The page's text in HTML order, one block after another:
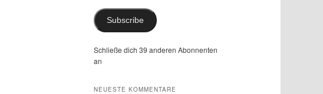
Subscribe
Schließe dich 39 anderen Abonnenten
an
NEUESTE KOMMENTARE